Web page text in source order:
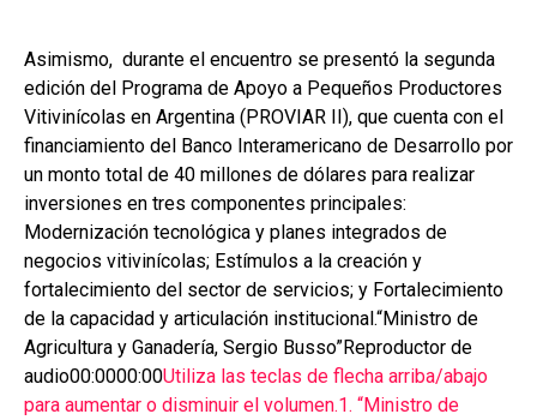
Asimismo, durante el encuentro se presentó la segunda
edición del Programa de Apoyo a Pequeños Productores
Vitivinícolas en Argentina (PROVIAR II), que cuenta con el
financiamiento del Banco Interamericano de Desarrollo por
un monto total de 40 millones de dólares para realizar
inversiones en tres componentes principales:
Modernización tecnológica y planes integrados de
negocios vitivinícolas; Estímulos a la creación y
fortalecimiento del sector de servicios; y Fortalecimiento
de la capacidad y articulación institucional.“Ministro de
Agricultura y Ganadería, Sergio Busso”Reproductor de
audio00:0000:00Utiliza las teclas de flecha arriba/abajo
para aumentar o disminuir el volumen.1. “Ministro de